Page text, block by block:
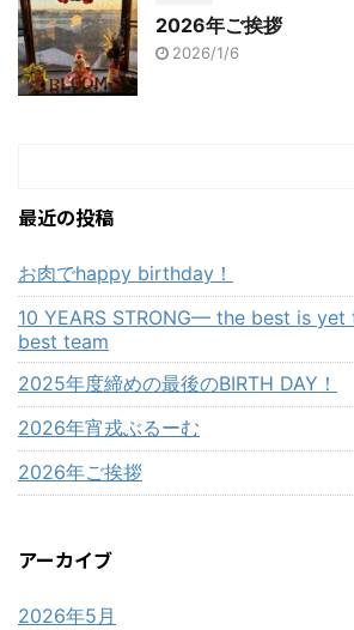
2026年ご挨拶
2026/1/6
最近の投稿
お肉でhappy birthday！
10 YEARS STRONG— the best is
best team
2025年度締めの最後のBIRTH DAY！
2026年宵戎ぶるーむ
2026年ご挨拶
アーカイブ
2026年5月